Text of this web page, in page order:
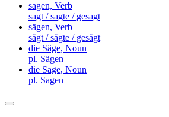
sagen, Verb
sagt / sagte / gesagt
sägen, Verb
sägt / sägte / gesägt
die Säge, Noun
pl. Sägen
die Sage, Noun
pl. Sagen